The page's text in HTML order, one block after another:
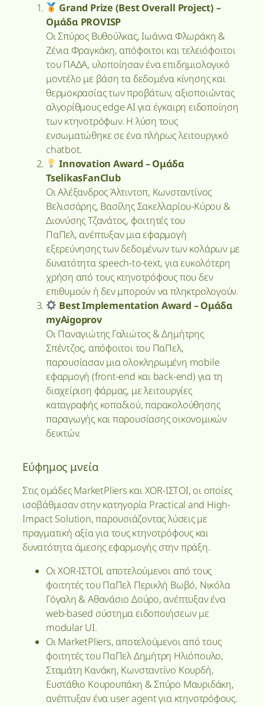
Grand Prize (Best Overall Project) –
Ομάδα PROVISP
Οι Σπύρος Βυθούλκας, Ιωάννα Φλωράκη &
Ζένια Φραγκάκη, απόφοιτοι και τελειόφοιτοι
του ΠΑΔΑ, υλοποίησαν ένα επιδημιολογικό
μοντέλο με βάση τα δεδομένα κίνησης και
θερμοκρασίας των προβάτων, αξιοποιώντας
αλγορίθμους edge AI για έγκαιρη ειδοποίηση
των κτηνοτρόφων. Η λύση τους
ενσωματώθηκε σε ένα πλήρως λειτουργικό
chatbot.
Innovation Award – Ομάδα
TselikasFanClub
Οι Αλέξανδρος Άλτιντοπ, Κωνσταντίνος
Βελισσάρης, Βασίλης Σακελλαρίου-Κύρου &
Διονύσης Τζανάτος, φοιτητές του
ΠαΠελ, ανέπτυξαν μια εφαρμογή
εξερεύνησης των δεδομένων των κολάρων με
δυνατότητα speech-to-text, για ευκολότερη
χρήση από τους κτηνοτρόφους που δεν
επιθυμούν ή δεν μπορούν να πληκτρολογούν.
Best Implementation Award – Ομάδα
myAigoprov
Οι Παναγιώτης Γαλιώτος & Δημήτρης
Σπέντζος, απόφοιτοι του ΠαΠελ,
παρουσίασαν μια ολοκληρωμένη mobile
εφαρμογή (front-end και back-end) για τη
διαχείριση φάρμας, με λειτουργίες
καταγραφής κοπαδιού, παρακολούθησης
παραγωγής και παρουσίασης οικονομικών
δεικτών.
Εύφημος μνεία
Στις ομάδες MarketPliers και XOR-ΙΣΤΟΙ, οι οποίες
ισοβάθμισαν στην κατηγορία Practical and High-
Impact Solution, παρουσιάζοντας λύσεις με
πραγματική αξία για τους κτηνοτρόφους και
δυνατότητα άμεσης εφαρμογής στην πράξη.
Οι XOR-ΙΣΤΟΙ, αποτελούμενοι από τους
φοιτητές του ΠαΠελ Περικλή Βωβό, Νικόλα
Γόγαλη & Αθανάσιο Δούρο, ανέπτυξαν ένα
web-based σύστημα ειδοποιήσεων με
modular UI.
Οι MarketPliers, αποτελούμενοι από τους
φοιτητές του ΠαΠελ Δημήτρη Ηλιόπουλο,
Σταμάτη Κανάκη, Κωνσταντίνο Κουρδή,
Ευστάθιο Κουρουπάκη & Σπύρο Μαυριδάκη,
ανέπτυξαν ένα user agent για κτηνοτρόφους.